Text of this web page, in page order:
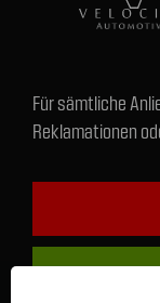
Für sämtliche
Reklamationen